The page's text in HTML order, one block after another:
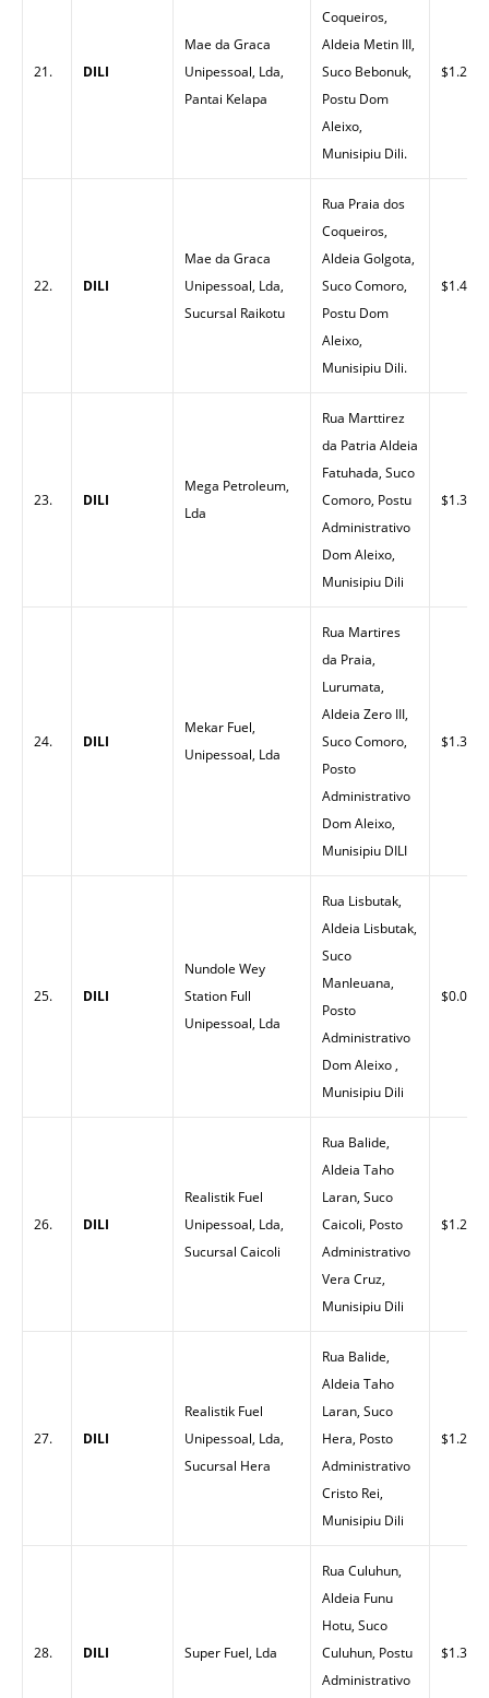
21. DILI
Mae da Graca
Unipessoal, Lda,
Pantai Kelapa
Coqueiros,
Aldeia Metin III,
Suco Bebonuk,
Postu Dom
Aleixo,
Munisipiu Dili.
$1.29
22. DILI
Mae da Graca
Unipessoal, Lda,
Sucursal Raikotu
Rua Praia dos
Coqueiros,
Aldeia Golgota,
Suco Comoro,
Postu Dom
Aleixo,
Munisipiu Dili.
$1.40
23. DILI
Mega Petroleum,
Lda
Rua Marttirez
da Patria Aldeia
Fatuhada, Suco
Comoro, Postu
Administrativo
Dom Aleixo,
Munisipiu Dili
$1.32
24. DILI
Mekar Fuel,
Unipessoal, Lda
Rua Martires
da Praia,
Lurumata,
Aldeia Zero III,
Suco Comoro,
Posto
Administrativo
Dom Aleixo,
Munisipiu DILI
$1.30
25. DILI
Nundole Wey
Station Full
Unipessoal, Lda
Rua Lisbutak,
Aldeia Lisbutak,
Suco
Manleuana,
Posto
Administrativo
Dom Aleixo ,
Munisipiu Dili
$0.00
26. DILI
Realistik Fuel
Unipessoal, Lda,
Sucursal Caicoli
Rua Balide,
Aldeia Taho
Laran, Suco
Caicoli, Posto
Administrativo
Vera Cruz,
Munisipiu Dili
$1.26
27. DILI
Realistik Fuel
Unipessoal, Lda,
Sucursal Hera
Rua Balide,
Aldeia Taho
Laran, Suco
Hera, Posto
Administrativo
Cristo Rei,
Munisipiu Dili
$1.26
28. DILI Super Fuel, Lda
Rua Culuhun,
Aldeia Funu
Hotu, Suco
Culuhun, Postu
Administrativo
$1.32